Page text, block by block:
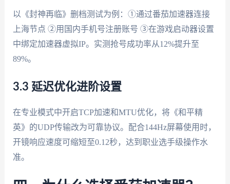
以《封神再临》删档测试为例：①通过番茄加速器连接
上海节点 ②用国内手机号注册账号 ③在游戏启动器设置
中绑定加速器虚拟IP。实测抢号成功率从12%提升至
89%。
3.3 延迟优化进阶设置
在专业模式中开启TCP加速和MTU优化，将《和平精
英》的UDP传输改为可靠协议。配合144Hz屏幕使用时，
开镜响应速度可缩短至0.12秒，达到职业选手级操作水
准。